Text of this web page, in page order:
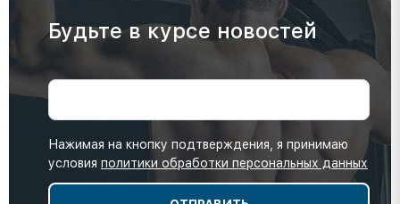
Будьте в курсе новостей
Нажимая на кнопку подтверждения, я принимаю
условия политики обработки персональных данных